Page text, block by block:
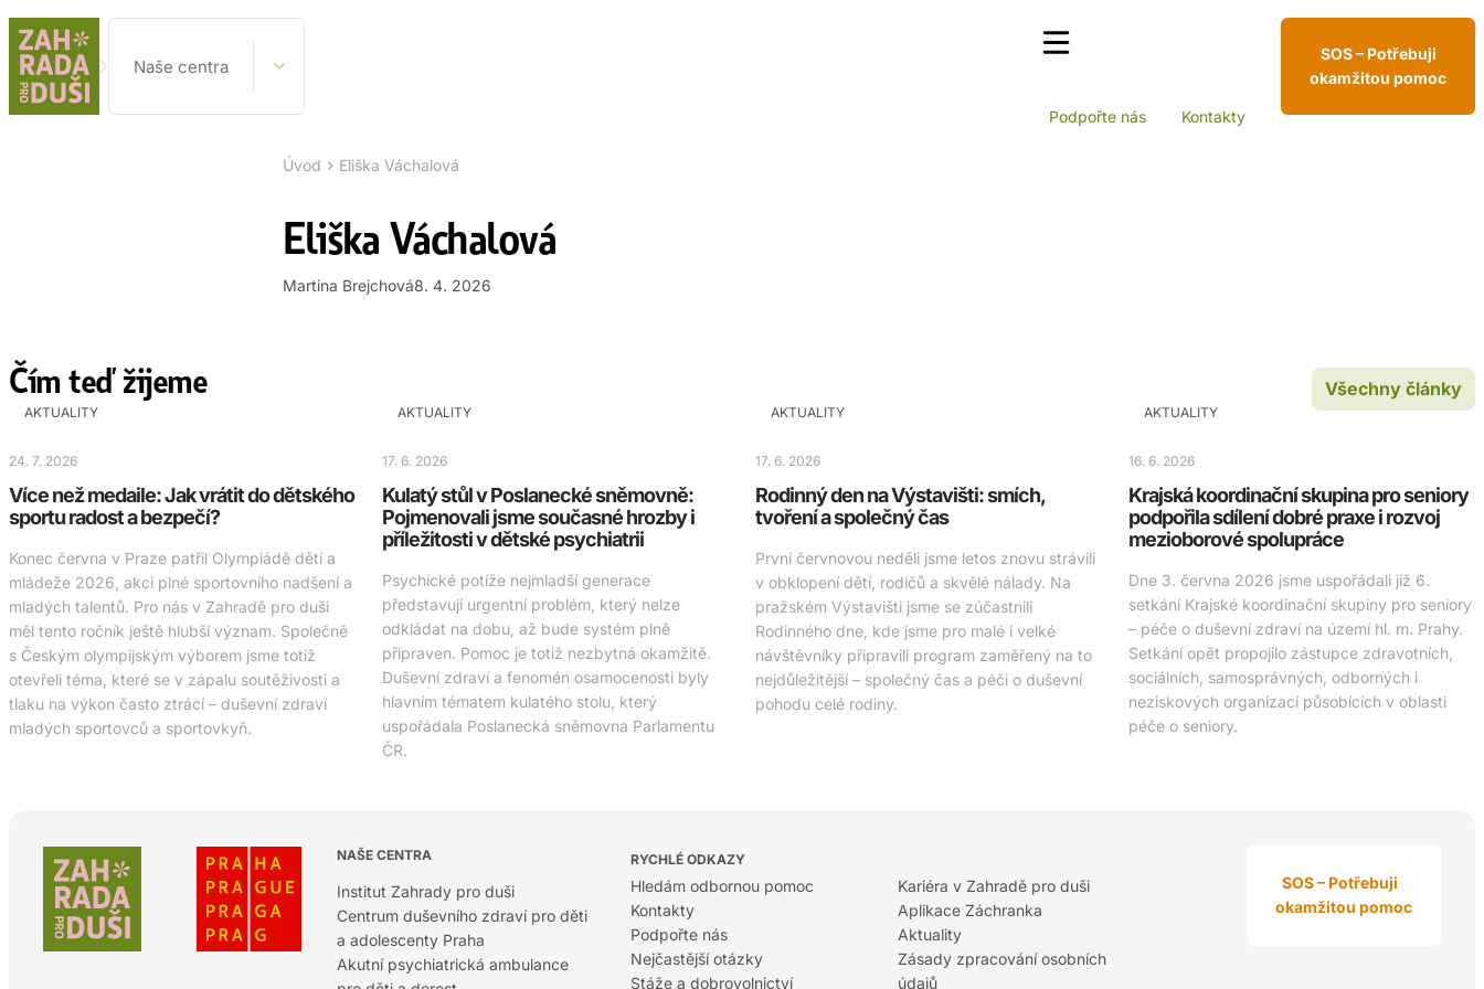
Naše centra
Podpořte nás Kontakty
SOS – Potřebuji
okamžitou pomoc
Úvod › Eliška Váchalová
Eliška Váchalová
Martina Brejchová8. 4. 2026
Čím teď žijeme Všechny články
AKTUALITY
24. 7. 2026
Více než medaile: Jak vrátit do dětského
sportu radost a bezpečí?
Konec června v Praze patřil Olympiádě dětí a
mládeže 2026, akci plné sportovního nadšení a
mladých talentů. Pro nás v Zahradě pro duši
měl tento ročník ještě hlubší význam. Společně
s Českým olympijským výborem jsme totiž
otevřeli téma, které se v zápalu soutěživosti a
tlaku na výkon často ztrácí – duševní zdraví
mladých sportovců a sportovkyň.
AKTUALITY
17. 6. 2026
Kulatý stůl v Poslanecké sněmovně:
Pojmenovali jsme současné hrozby i
příležitosti v dětské psychiatrii
Psychické potíže nejmladší generace
představují urgentní problém, který nelze
odkládat na dobu, až bude systém plně
připraven. Pomoc je totiž nezbytná okamžitě.
Duševní zdraví a fenomén osamocenosti byly
hlavním tématem kulatého stolu, který
uspořádala Poslanecká sněmovna Parlamentu
ČR.
AKTUALITY
17. 6. 2026
Rodinný den na Výstavišti: smích,
tvoření a společný čas
První červnovou neděli jsme letos znovu strávili
v obklopení dětí, rodičů a skvělé nálady. Na
pražském Výstavišti jsme se zúčastnili
Rodinného dne, kde jsme pro malé i velké
návštěvníky připravili program zaměřený na to
nejdůležitější – společný čas a péči o duševní
pohodu celé rodiny.
AKTUALITY
16. 6. 2026
Krajská koordinační skupina pro seniory
podpořila sdílení dobré praxe i rozvoj
mezioborové spolupráce
Dne 3. června 2026 jsme uspořádali již 6.
setkání Krajské koordinační skupiny pro seniory
– péče o duševní zdraví na území hl. m. Prahy.
Setkání opět propojilo zástupce zdravotních,
sociálních, samosprávných, odborných i
neziskových organizací působících v oblasti
péče o seniory.
NAŠE CENTRA
Institut Zahrady pro duši
Centrum duševního zdraví pro děti
a adolescenty Praha
Akutní psychiatrická ambulance
RYCHLÉ ODKAZY
Hledám odbornou pomoc
Kontakty
Podpořte nás
Nejčastější otázky
Stáže a dobrovolnictví
Kariéra v Zahradě pro duši
Aplikace Záchranka
Aktuality
Zásady zpracování osobních
údajů
SOS – Potřebuji
okamžitou pomoc